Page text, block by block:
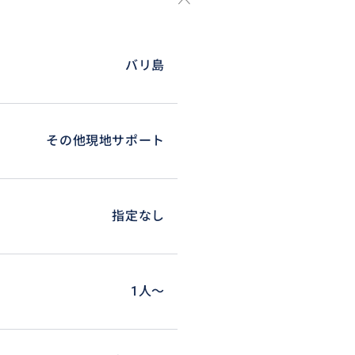
バリ島
その他現地サポート
指定なし
1人〜